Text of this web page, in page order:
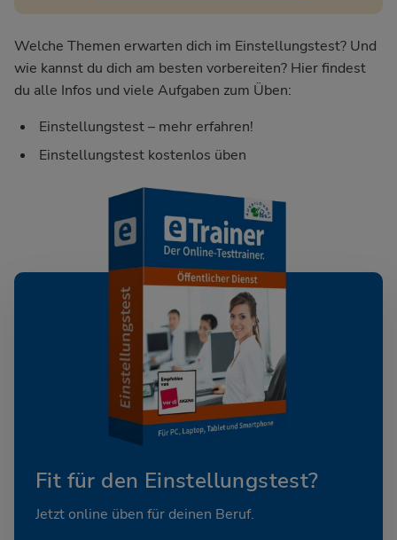
Welche Themen erwarten dich im Einstellungstest? Und
wie kannst du dich am besten vorbereiten? Hier findest
du alle Infos und viele Aufgaben zum Üben:
Einstellungstest – mehr erfahren!
Einstellungstest kostenlos üben
Fit für den Einstellungstest?
Jetzt online üben für deinen Beruf.